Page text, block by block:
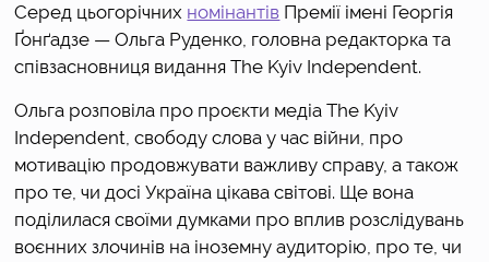
Серед цьогорічних номінантів Премії імені Георгія
Ґонґадзе — Ольга Руденко, головна редакторка та
співзасновниця видання The Kyiv Independent.
Ольга розповіла про проєкти медіа The Kyiv
Independent, свободу слова у час війни, про
мотивацію продовжувати важливу справу, а також
про те, чи досі Україна цікава світові. Ще вона
поділилася своїми думками про вплив розслідувань
воєнних злочинів на іноземну аудиторію, про те, чи